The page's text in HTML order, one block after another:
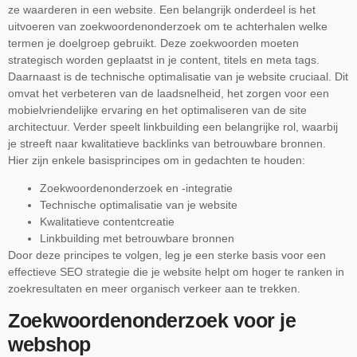
ze waarderen in een website. Een belangrijk onderdeel is het
uitvoeren van zoekwoordenonderzoek om te achterhalen welke
termen je doelgroep gebruikt. Deze zoekwoorden moeten
strategisch worden geplaatst in je content, titels en meta tags.
Daarnaast is de technische optimalisatie van je website cruciaal. Dit
omvat het verbeteren van de laadsnelheid, het zorgen voor een
mobielvriendelijke ervaring en het optimaliseren van de site
architectuur. Verder speelt linkbuilding een belangrijke rol, waarbij
je streeft naar kwalitatieve backlinks van betrouwbare bronnen.
Hier zijn enkele basisprincipes om in gedachten te houden:
Zoekwoordenonderzoek en -integratie
Technische optimalisatie van je website
Kwalitatieve contentcreatie
Linkbuilding met betrouwbare bronnen
Door deze principes te volgen, leg je een sterke basis voor een
effectieve SEO strategie die je website helpt om hoger te ranken in
zoekresultaten en meer organisch verkeer aan te trekken.
Zoekwoordenonderzoek voor je
webshop